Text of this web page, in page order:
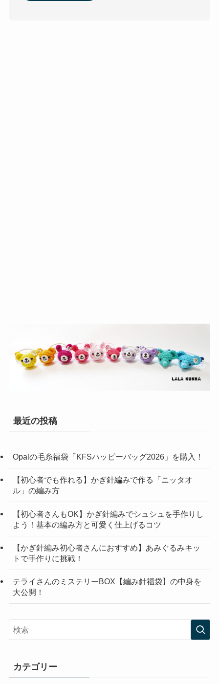
最近の投稿
Opalの毛糸福袋「KFSハッピーバッグ2026」を購入！
【初心者でも作れる】かぎ針編みで作る「ニッタオ
ル」の編み方
【初心者さんもOK】かぎ針編みでシュシュを手作りし
よう！基本の編み方と可愛く仕上げるコツ
【かぎ針編み初心者さんにおすすめ】あみぐるみキッ
トで手作りに挑戦！
テライさんのミステリーBOX【編み針福袋】の中身を
大公開！
カテゴリー